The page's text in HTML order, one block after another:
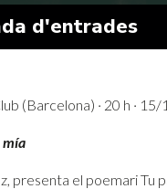
d'entrades
(Barcelona) · 20 h · 15/
mía
presenta el poemari Tu